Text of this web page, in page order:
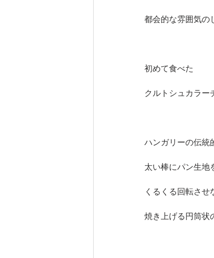
都会的な雰囲気の
初めて食べた
クルトシュカラー
ハンガリーの伝統
太い棒にパン生地
くるくる回転させ
焼き上げる円筒状